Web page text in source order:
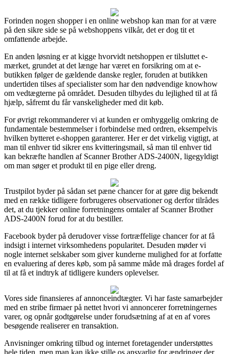
Forinden nogen shopper i en online webshop kan man for at være
på den sikre side se på webshoppens vilkår, det er dog tit et
omfattende arbejde.
En anden løsning er at kigge hvorvidt netshoppen er tilsluttet e-
mærket, grundet at det længe har været en forsikring om at e-
butikken følger de gældende danske regler, foruden at butikken
undertiden tilses af specialister som har den nødvendige knowhow
om vedtægterne på området. Desuden tilbydes du lejlighed til at få
hjælp, såfremt du får vanskeligheder med dit køb.
For øvrigt rekommanderer vi at kunden er omhyggelig omkring de
fundamentale bestemmelser i forbindelse med ordren, eksempelvis
hvilken bytteret e-shoppen garanterer. Her er det virkelig vigtigt, at
man til enhver tid sikrer ens kvitteringsmail, så man til enhver tid
kan bekræfte handlen af Scanner Brother ADS-2400N, ligegyldigt
om man søger et produkt til en pige eller dreng.
Trustpilot byder på sådan set pæne chancer for at gøre dig bekendt
med en række tidligere forbrugeres observationer og derfor tilrådes
det, at du tjekker online forretningens omtaler af Scanner Brother
ADS-2400N forud for at du bestiller.
Facebook byder på derudover visse fortræffelige chancer for at få
indsigt i internet virksomhedens popularitet. Desuden møder vi
nogle internet selskaber som giver kunderne mulighed for at forfatte
en evaluering af deres køb, som på samme måde må drages fordel af
til at få et indtryk af tidligere kunders oplevelser.
Vores side finansieres af annonceindtægter. Vi har faste samarbejder
med en stribe firmaer på nettet hvori vi annoncerer forretningernes
varer, og opnår godtgørelse under forudsætning af at en af vores
besøgende realiserer en transaktion.
Anvisninger omkring tilbud og internet foretagender understøttes
hele tiden, men man kan ikke stille os ansvarlig for ændringer der